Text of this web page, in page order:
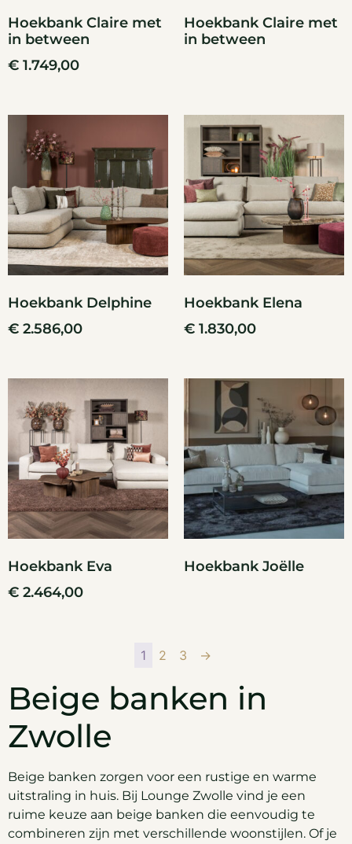
Hoekbank Claire met
in between
€ 1.749,00
Hoekbank Claire met
in between
Hoekbank Delphine
€ 2.586,00
Hoekbank Elena
€ 1.830,00
Hoekbank Eva
€ 2.464,00
Hoekbank Joëlle
1 2 3 →
Beige banken in
Zwolle
Beige banken zorgen voor een rustige en warme
uitstraling in huis. Bij Lounge Zwolle vind je een
ruime keuze aan beige banken die eenvoudig te
combineren zijn met verschillende woonstijlen. Of je